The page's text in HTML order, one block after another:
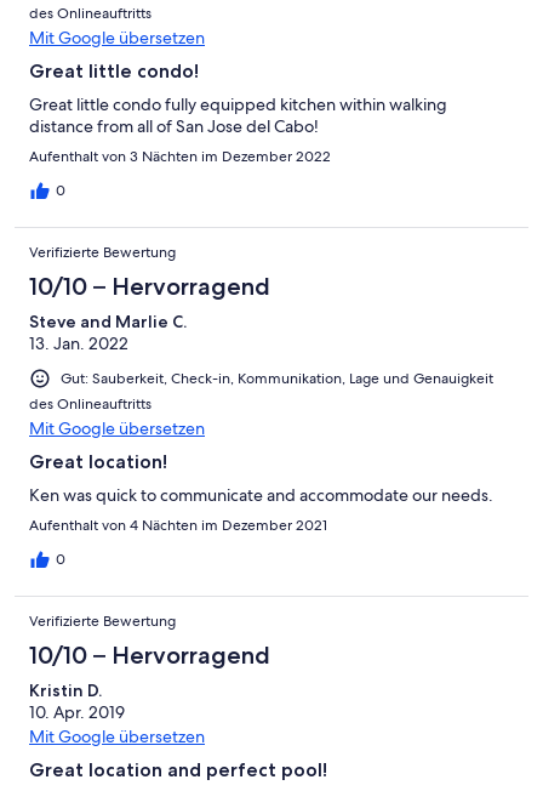
des Onlineauftritts
Mit Google übersetzen
Great little condo!
Great little condo fully equipped kitchen within walking
distance from all of San Jose del Cabo!
Aufenthalt von 3 Nächten im Dezember 2022
0
Verifizierte Bewertung
10/10 – Hervorragend
Steve and Marlie C.
13. Jan. 2022
Gut: Sauberkeit, Check-in, Kommunikation, Lage und Genauigkeit
des Onlineauftritts
Mit Google übersetzen
Great location!
Ken was quick to communicate and accommodate our needs.
Aufenthalt von 4 Nächten im Dezember 2021
0
Verifizierte Bewertung
10/10 – Hervorragend
Kristin D.
10. Apr. 2019
Mit Google übersetzen
Great location and perfect pool!